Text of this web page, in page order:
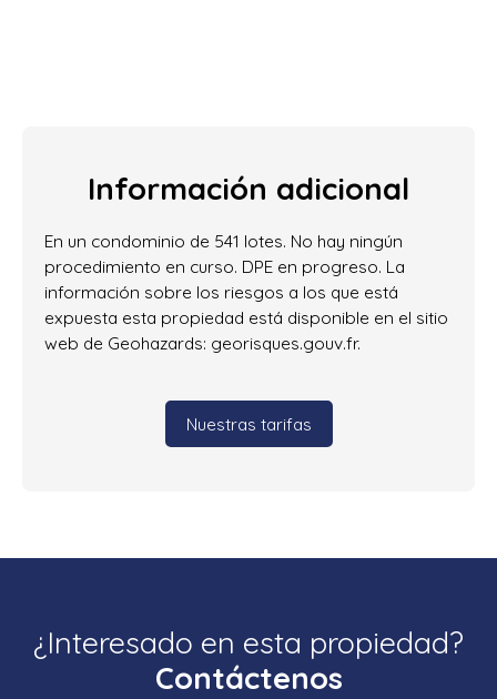
Información adicional
En un condominio de 541 lotes. No hay ningún
procedimiento en curso. DPE en progreso. La
información sobre los riesgos a los que está
expuesta esta propiedad está disponible en el sitio
web de Geohazards: georisques.gouv.fr.
Nuestras tarifas
¿Interesado en esta propiedad?
Contáctenos